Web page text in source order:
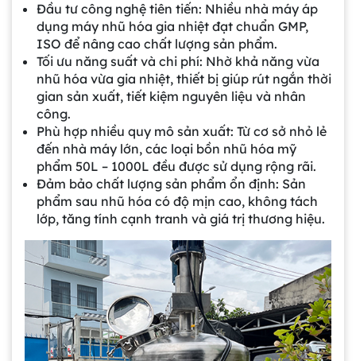
Đầu tư công nghệ tiên tiến: Nhiều nhà máy áp
dụng máy nhũ hóa gia nhiệt đạt chuẩn GMP,
ISO để nâng cao chất lượng sản phẩm.
Tối ưu năng suất và chi phí: Nhờ khả năng vừa
nhũ hóa vừa gia nhiệt, thiết bị giúp rút ngắn thời
gian sản xuất, tiết kiệm nguyên liệu và nhân
công.
Phù hợp nhiều quy mô sản xuất: Từ cơ sở nhỏ lẻ
đến nhà máy lớn, các loại bồn nhũ hóa mỹ
phẩm 50L – 1000L đều được sử dụng rộng rãi.
Đảm bảo chất lượng sản phẩm ổn định: Sản
phẩm sau nhũ hóa có độ mịn cao, không tách
lớp, tăng tính cạnh tranh và giá trị thương hiệu.